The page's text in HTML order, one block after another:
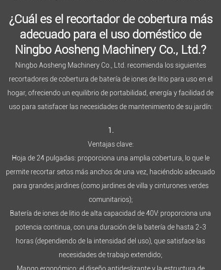
¿Cuál es el recortador de cobertura más
adecuado para el uso doméstico de
Ningbo Aosheng Machinery Co., Ltd.?
Ningbo Aosheng Machinery Co., Ltd. recomienda los siguientes
recortadores de cobertura de batería de iones de litio para uso en el
hogar, ofreciendo un equilibrio de portabilidad, energía y facilidad de
uso para satisfacer las necesidades de mantenimiento de su jardín:
1.
Ventajas clave:
Hoja de 24 pulgadas: proporciona una amplia cobertura, lo que le
permite recortar setos más anchos de una vez, haciéndolo adecuado
para grandes jardines (como jardines de villa y cinturones verdes
comunitarios);
Batería de iones de litio de alta capacidad de 40V: proporciona una
potencia continua, con una duración de la batería de hasta 2-3
horas (dependiendo de la intensidad del uso), que satisface las
necesidades de trabajo extendido;